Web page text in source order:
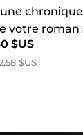
votre roman
$US
$US